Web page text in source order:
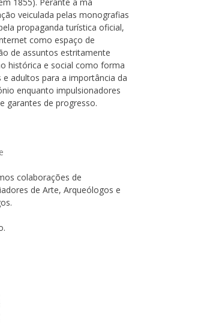
1855). Perante a má
veiculada pelas monografias
propaganda turística oficial,
como espaço de
de assuntos estritamente
histórica e social como forma
e adultos para a importância da
enquanto impulsionadores
garantes de progresso.
colaborações de
de Arte, Arqueólogos e